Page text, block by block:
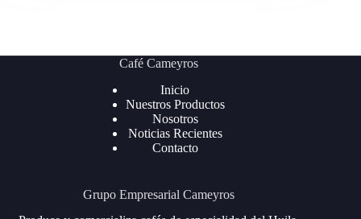
Café Cameyros
Inicio
Nuestros Productos
Nosotros
Noticias Recientes
Contacto
Grupo Empresarial Cameyros